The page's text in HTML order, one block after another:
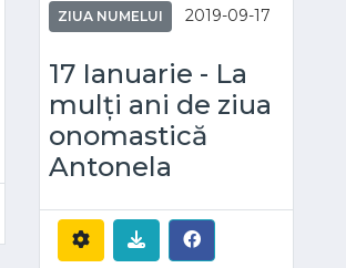
ZIUA NUMELUI 2019-09-17
17 Ianuarie - La
mulți ani de ziua
onomastică
Antonela